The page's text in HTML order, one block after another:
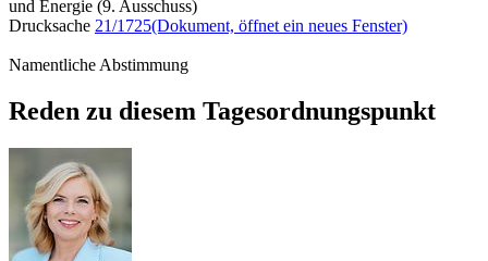
und Energie (9. Ausschuss)
Drucksache 21/1725(Dokument, öffnet ein neues Fenster)
Namentliche Abstimmung
Reden zu diesem Tagesordnungspunkt